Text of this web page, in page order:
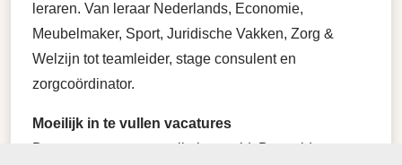
leraren. Van leraar Nederlands, Economie,
Meubelmaker, Sport, Juridische Vakken, Zorg &
Welzijn tot teamleider, stage consulent en
zorgcoördinator.
Moeilijk in te vullen vacatures
De meeste vacatures zijn ingevuld. Bepaalde